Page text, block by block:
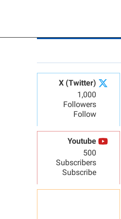
X (Twitter)
1,000
Followers
Follow
Youtube
500
Subscribers
Subscribe